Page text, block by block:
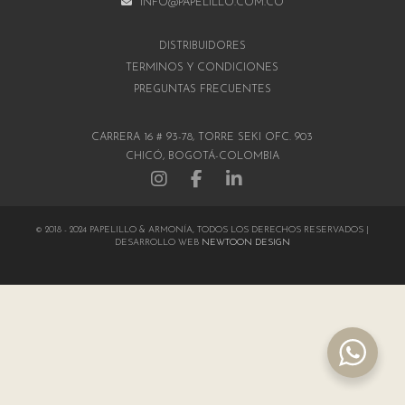
INFO@PAPELILLO.COM.CO
DISTRIBUIDORES
TÉRMINOS Y CONDICIONES
PREGUNTAS FRECUENTES
CARRERA 16 # 93-78, TORRE SEKI OFC. 903
CHICÓ, BOGOTÁ-COLOMBIA
© 2018 - 2024 PAPELILLO & ARMONÍA, TODOS LOS DERECHOS RESERVADOS |
DESARROLLO WEB NEWTOON DESIGN